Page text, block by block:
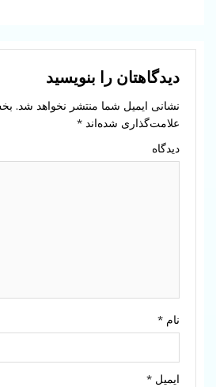
دیدگاهتان را بنویسید
نشانی ایمیل شما منتشر نخواهد شد.
علامت‌گذاری شده‌اند *
دیدگاه
نام *
ایمیل *